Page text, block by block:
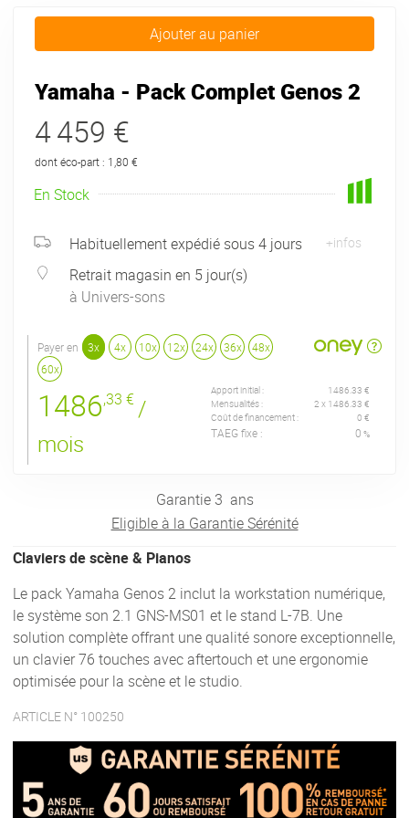
Ajouter au panier
Yamaha - Pack Complet Genos 2
4 459 €
dont éco-part : 1,80 €
En Stock
Habituellement expédié sous 4 jours +infos
Retrait magasin en 5 jour(s)
à Univers-sons
Payer en 3x 4x 10x 12x 24x 36x
48x
60x
1486,33 € /
mois
Apport initial :
1486.33 €
Mensualités :
2 x 1486.33 €
Coût de financement :
0 €
TAEG fixe : 0 %
Garantie 3 ans
Eligible à la Garantie Sérénité
Claviers de scène & Pianos
Le pack Yamaha Genos 2 inclut la workstation numérique,
le système son 2.1 GNS-MS01 et le stand L-7B. Une
solution complète offrant une qualité sonore exceptionnelle,
un clavier 76 touches avec aftertouch et une ergonomie
optimisée pour la scène et le studio.
ARTICLE N° 100250